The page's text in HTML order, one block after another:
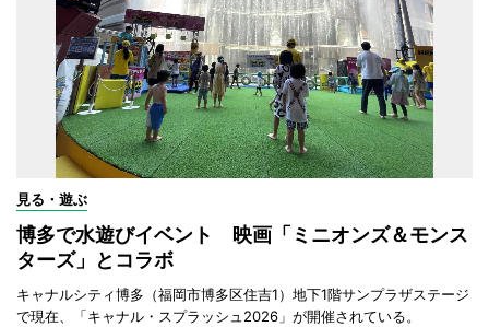
見る・遊ぶ
博多で水遊びイベント 映画「ミニオンズ＆モンス
ターズ」とコラボ
キャナルシティ博多（福岡市博多区住吉1）地下1階サンプラザステージ
で現在、「キャナル・スプラッシュ2026」が開催されている。